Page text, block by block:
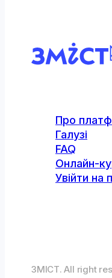
Про
Галузі
FAQ
Онлайн-
Увійти на
ЗМІСТ. All right